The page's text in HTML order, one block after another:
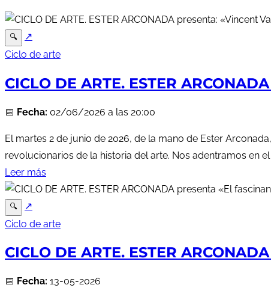
🔍
↗
Ciclo de arte
CICLO DE ARTE. ESTER
📅 Fecha: 02/06/2026 a las 20:00
El martes 2 de junio de 2026, de la mano de Ester
revolucionarios de la historia del arte. Nos adentramos en
Leer más
🔍
↗
Ciclo de arte
CICLO DE ARTE. ESTER
📅 Fecha: 13-05-2026